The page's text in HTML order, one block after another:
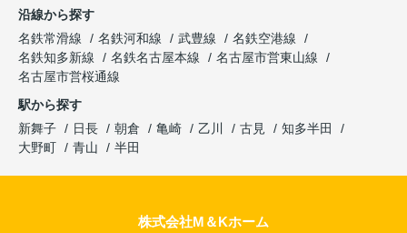
沿線から探す
名鉄常滑線
名鉄河和線 武豊線
名鉄空港線
名鉄知多新線
名鉄名古屋本線
名古屋市営東山線
名古屋市営桜通線
駅から探す
新舞子
日長 朝倉 亀崎 乙川 古見
知多半田
大野町
青山 半田
株式会社M＆Kホーム